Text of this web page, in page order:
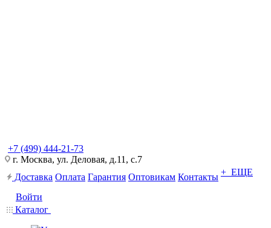
+7 (499) 444-21-73
г. Москва, ул. Деловая, д.11, с.7
Доставка Оплата Гарантия Оптовикам Контакты + ЕЩЕ
Войти
Каталог